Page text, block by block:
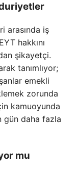
arasında iş
hakkını
şikayetçi.
tanımlıyor;
emekli
zorunda
kamuoyunda
gün daha fazla
mu